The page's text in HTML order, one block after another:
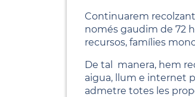
Continuarem
només gaudim de 72
recursos, famílies
De tal manera, hem
aigua, llum e internet
admetre totes les